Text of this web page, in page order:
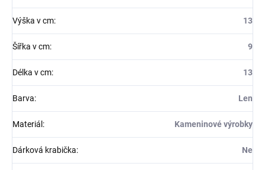
Výška v cm: 13
Šířka v cm: 9
Délka v cm: 13
Barva: Len
Materiál : Kameninové výrobky
Dárková krabička: Ne